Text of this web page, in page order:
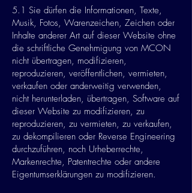
5.1 Sie dürfen die Informationen, Texte,
Musik, Fotos, Warenzeichen, Zeichen oder
Inhalte anderer Art auf dieser Website ohne
die schriftliche Genehmigung von MCON
nicht übertragen, modifizieren,
reproduzieren, veröffentlichen, vermieten,
verkaufen oder anderweitig verwenden,
nicht herunterladen, übertragen, Software auf
dieser Website zu modifizieren, zu
reproduzieren, zu vermieten, zu verkaufen,
zu dekompilieren oder Reverse Engineering
durchzuführen, noch Urheberrechte,
Markenrechte, Patentrechte oder andere
Eigentumserklärungen zu modifizieren.